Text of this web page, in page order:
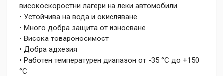
високоскоростни лагери на леки автомобили
• Устойчива на вода и окисляване
• Много добра защита от износване
• Висока товароносимост
• Добра адхезия
• Работен температурен диапазон от -35 °C до +150
°C